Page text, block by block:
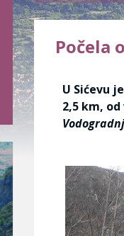
Počela
U Sićevu
2,5 km,